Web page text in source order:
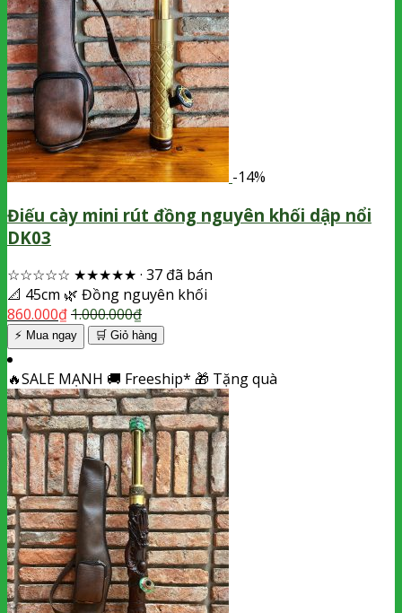
-14%
Điếu cày mini rút đồng nguyên khối dập nổi
DK03
☆☆☆☆☆ ★★★★★ · 37 đã bán
📐 45cm 🌿 Đồng nguyên khối
860.000₫1.000.000₫
⚡ Mua ngay 🛒 Giỏ hàng
🔥SALE MẠNH 🚚 Freeship* 🎁 Tặng quà